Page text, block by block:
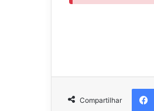
Compartilhar